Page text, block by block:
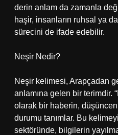
derin anlam da zamanla
haşir, insanların ruhsal ya
sürecini de ifade edebilir.
Neşir Nedir?
Neşir kelimesi, Arapçadan
anlamına gelen bir terimdir.
olarak bir haberin,
durumu tanımlar. Bu
sektöründe, bilgilerin